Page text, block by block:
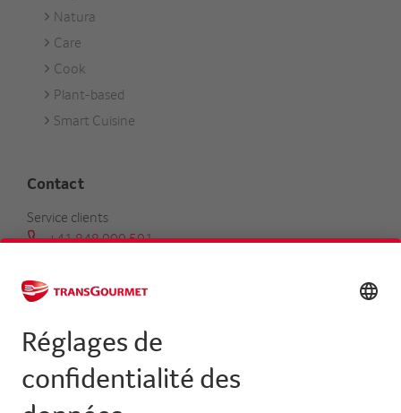
Natura
Care
Cook
Plant-based
Smart Cuisine
Contact
Service clients
+41 848 000 501
Trouver un conseiller clientèle
Centrale
+41 31 858 48 48
info@transgourmet.ch